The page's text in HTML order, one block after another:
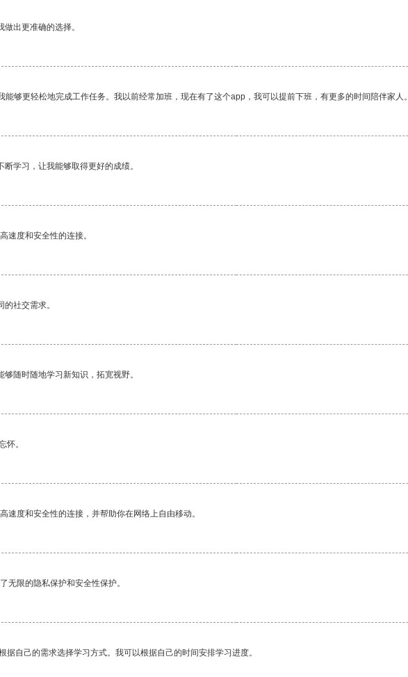
出更准确的选择。
够更轻松地完成工作任务。我以前经常加班，现在有了这个app，我可以提前下班，有更多的时间陪伴家人。
学习，让我能够取得更好的成绩。
速度和安全性的连接。
社交需求。
随时随地学习新知识，拓宽视野。
怀。
速度和安全性的连接，并帮助你在网络上自由移动。
无限的隐私保护和安全性保护。
自己的需求选择学习方式。我可以根据自己的时间安排学习进度。